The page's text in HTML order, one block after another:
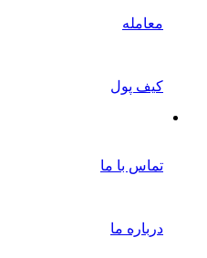
معامله
کیف پول
تماس با ما
درباره ما